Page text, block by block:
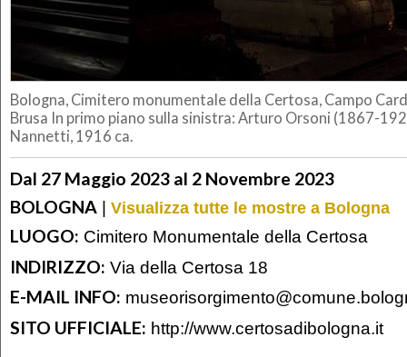
Bologna, Cimitero monumentale della Certosa, Campo
Brusa In primo piano sulla sinistra: Arturo Orsoni (1867-
Nannetti, 1916 ca.
Dal 27 Maggio 2023 al 2 Novembre 2023
BOLOGNA | Visualizza tutte le mostre a Bologna
LUOGO: Cimitero Monumentale della Certosa
INDIRIZZO: Via della Certosa 18
E-MAIL INFO:
SITO UFFICIALE: http://www.certosadibologna.it